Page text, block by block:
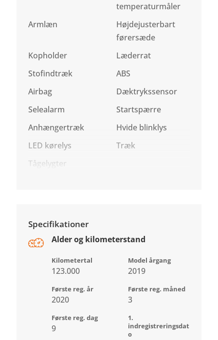
temperaturmåler
Armlæn
Højdejusterbart
førersæde
Kopholder
Læderrat
Stofindtræk
ABS
Airbag
Dæktrykssensor
Selealarm
Startspærre
Anhængertræk
Hvide blinklys
LED kørelys
Træk
Tågelygter
Specifikationer
Alder og kilometerstand
Kilometertal
123.000
Model årgang
2019
Første reg. år
2020
Første reg. måned
3
Første reg. dag
9
1.
indregistreringsdat
o